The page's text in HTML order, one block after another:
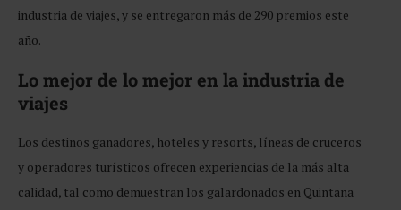
industria de viajes, y se entregaron más de 290 premios este
año.
Lo mejor de lo mejor en la industria de
viajes
Los destinos ganadores, hoteles y resorts, líneas de cruceros
y operadores turísticos ofrecen experiencias de la más alta
calidad, tal como demuestran los galardonados en Quintana